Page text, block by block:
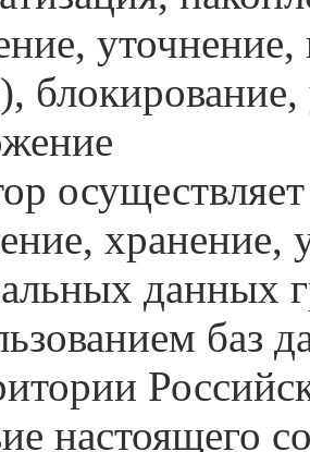
хранение,
данных
баз
настоящего